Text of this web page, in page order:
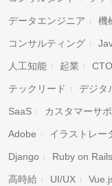
データエンジニア 機
コンサルティング
人工知能 起業 CTO
テックリード デジタ
SaaS カスタマーサ
Adobe イラストレー
Django Ruby on Rails
高時給 UI/UX